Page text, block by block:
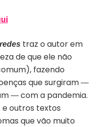
traz o autor em
de que ele não
fazendo
que surgiram ―
― com a pandemia.
e outros textos
que vão muito